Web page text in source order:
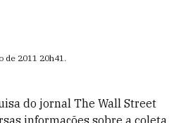
de 2011 20h41.
do jornal The Wall Street
informações sobre a coleta